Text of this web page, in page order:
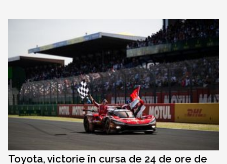
Toyota, victorie în cursa de 24 de ore de